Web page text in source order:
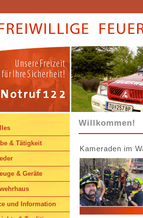
& Tätigkeit
& Geräte
und Information
Willkommen!
Kameraden im